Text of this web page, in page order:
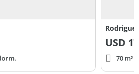
USD
70 m²